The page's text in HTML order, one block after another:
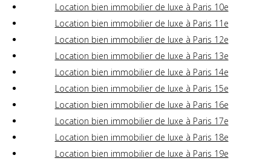
Location bien immobilier de luxe à Paris 10e
Location bien immobilier de luxe à Paris 11e
Location bien immobilier de luxe à Paris 12e
Location bien immobilier de luxe à Paris 13e
Location bien immobilier de luxe à Paris 14e
Location bien immobilier de luxe à Paris 15e
Location bien immobilier de luxe à Paris 16e
Location bien immobilier de luxe à Paris 17e
Location bien immobilier de luxe à Paris 18e
Location bien immobilier de luxe à Paris 19e